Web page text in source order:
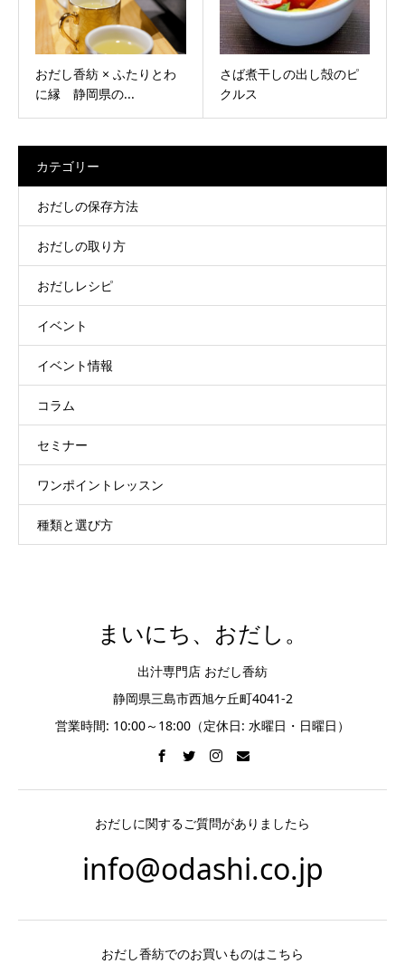
おだし香紡 × ふたりとわ
に縁 静岡県の...
さば煮干しの出し殻のピ
クルス
カテゴリー
おだしの保存方法
おだしの取り方
おだしレシピ
イベント
イベント情報
コラム
セミナー
ワンポイントレッスン
種類と選び方
まいにち、おだし。
出汁専門店 おだし香紡
静岡県三島市西旭ケ丘町4041-2
営業時間: 10:00～18:00（定休日: 水曜日・日曜日）
おだしに関するご質問がありましたら
info@odashi.co.jp
おだし香紡でのお買いものはこちら